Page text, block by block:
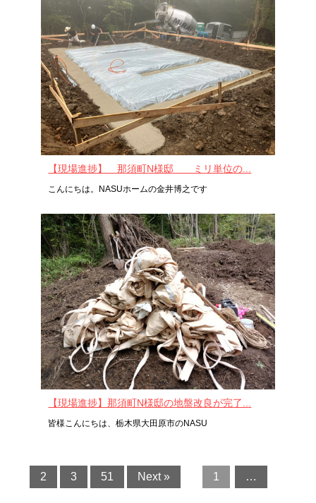
【現場進捗】 那須町N様邸 ミリ単位の...
こんにちは。NASUホームの金井博之です
【現場進捗】那須町N様邸の地盤改良が完了...
皆様こんにちは、栃木県大田原市のNASU
1
2 3 …
51 Next »